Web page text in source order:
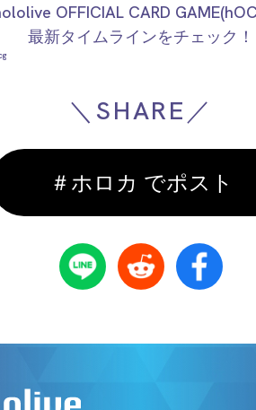
OFFICIAL CARD
最新タイムラインをチェック！
＼SHARE／
＃ホロカ でポスト